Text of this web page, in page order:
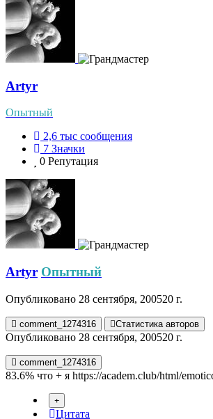
Artyr
Опытный
2,6 тыс сообщения
7 Значки
0 Репутация
Artyr Опытный
Опубликовано 28 сентября, 200520 г.
comment_1274316 Статистика авторов
Опубликовано 28 сентября, 200520 г.
comment_1274316
83.6% что + я https://academ.club/html/
Цитата